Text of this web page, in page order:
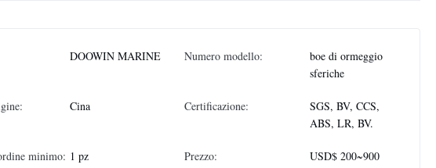
DOOWIN MARINE Numero modello:
boe di ormeggio
sferiche
Cina Certificazione:
SGS, BV, CCS,
ABS, LR, BV.
minimo: 1 pz Prezzo: USD$ 200~900